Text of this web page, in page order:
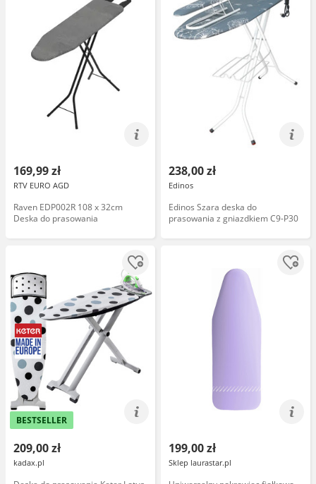
169,99 zł
RTV EURO AGD
Raven EDP002R 108 x 32cm
Deska do prasowania
238,00 zł
Edinos
Edinos Szara deska do
prasowania z gniazdkiem C9-P30
BESTSELLER
209,00 zł
kadax.pl
199,00 zł
Sklep laurastar.pl